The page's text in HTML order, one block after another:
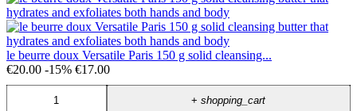
le beurre doux Versatile Paris 150 g solid cleansing...
€20.00 -15% €17.00
+shopping_cart